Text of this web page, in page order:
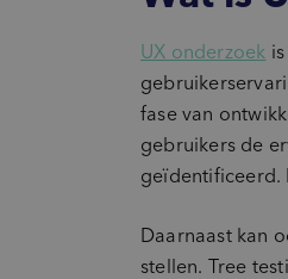
UX onderzoek
fase van
gebruikers de
geïdentificeerd.
Daarnaast kan
stellen. Tree